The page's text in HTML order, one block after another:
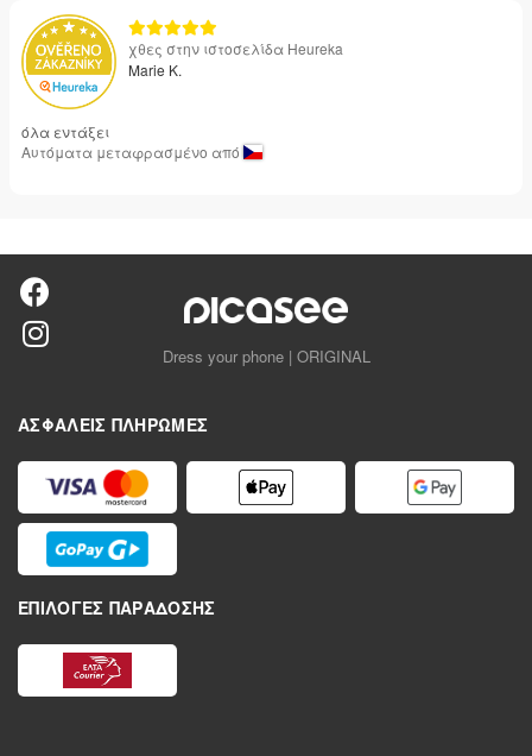
χθες στην ιστοσελίδα Heureka
Marie K.
όλα εντάξει
Αυτόματα μεταφρασμένο από
Dress your phone | ORIGINAL
ΑΣΦΑΛΕΊΣ ΠΛΗΡΩΜΈΣ
ΕΠΙΛΟΓΈΣ ΠΑΡΆΔΟΣΗΣ